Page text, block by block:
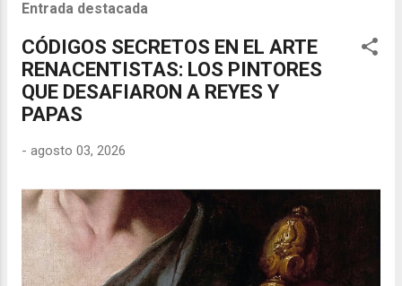
Entrada destacada
CÓDIGOS SECRETOS EN EL ARTE
RENACENTISTAS: LOS PINTORES
QUE DESAFIARON A REYES Y
PAPAS
- agosto 03, 2026